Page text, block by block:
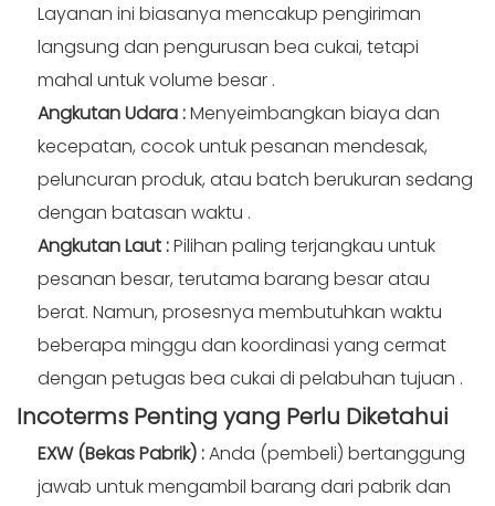
Layanan ini biasanya mencakup pengiriman
langsung dan pengurusan bea cukai, tetapi
mahal untuk volume besar .
Angkutan Udara :Menyeimbangkan biaya dan
kecepatan, cocok untuk pesanan mendesak,
peluncuran produk, atau batch berukuran sedang
dengan batasan waktu .
Angkutan Laut :Pilihan paling terjangkau untuk
pesanan besar, terutama barang besar atau
berat. Namun, prosesnya membutuhkan waktu
beberapa minggu dan koordinasi yang cermat
dengan petugas bea cukai di pelabuhan tujuan .
Incoterms Penting yang Perlu Diketahui
EXW (Bekas Pabrik) :Anda (pembeli) bertanggung
jawab untuk mengambil barang dari pabrik dan